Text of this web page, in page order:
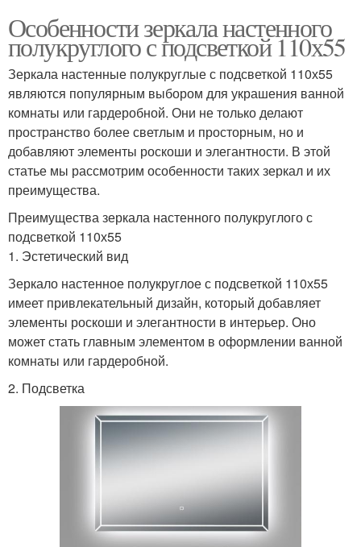
Особенности зеркала настенного
полукруглого с подсветкой 110х55
Зеркала настенные полукруглые с подсветкой 110х55
являются популярным выбором для украшения ванной
комнаты или гардеробной. Они не только делают
пространство более светлым и просторным, но и
добавляют элементы роскоши и элегантности. В этой
статье мы рассмотрим особенности таких зеркал и их
преимущества.
Преимущества зеркала настенного полукруглого с
подсветкой 110х55
1. Эстетический вид
Зеркало настенное полукруглое с подсветкой 110х55
имеет привлекательный дизайн, который добавляет
элементы роскоши и элегантности в интерьер. Оно
может стать главным элементом в оформлении ванной
комнаты или гардеробной.
2. Подсветка